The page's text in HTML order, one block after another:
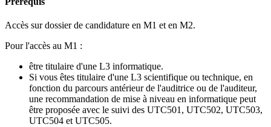
Accès sur dossier de candidature en M1 et en M2.
Pour l'accès au M1 :
être titulaire d'une L3 informatique.
Si vous êtes titulaire d'une L3 scientifique ou technique, en
fonction du parcours antérieur de l'auditrice ou de l'auditeur,
une recommandation de mise à niveau en informatique peut
être proposée avec le suivi des UTC501, UTC502, UTC503,
UTC504 et UTC505.